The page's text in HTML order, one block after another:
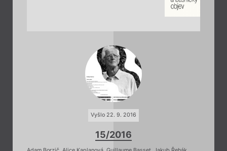
Vyšlo 22. 9. 2016
15/2016